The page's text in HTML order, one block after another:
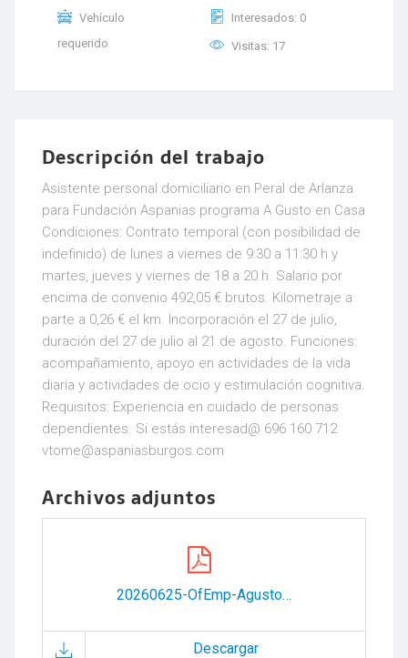
Vehículo
requerido
Interesados: 0
Visitas: 17
Descripción del trabajo
Asistente personal domiciliario en Peral de Arlanza
para Fundación Aspanias programa A Gusto en Casa
Condiciones: Contrato temporal (con posibilidad de
indefinido) de lunes a viernes de 9:30 a 11:30 h y
martes, jueves y viernes de 18 a 20 h. Salario por
encima de convenio 492,05 € brutos. Kilometraje a
parte a 0,26 € el km. Incorporación el 27 de julio,
duración del 27 de julio al 21 de agosto. Funciones:
acompañamiento, apoyo en actividades de la vida
diaria y actividades de ocio y estimulación cognitiva.
Requisitos: Experiencia en cuidado de personas
dependientes. Si estás interesad@ 696 160 712
vtome@aspaniasburgos.com
Archivos adjuntos
20260625-OfEmp-AgustoenCasa.pdf
Descargar